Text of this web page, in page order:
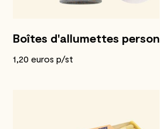
Boîtes d'allumettes
1,20 euros p/st